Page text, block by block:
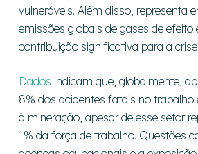
vulneráveis. Além disso, representa
emissões globais de gases de
contribuição significativa para a
Dados indicam que, globalmente,
8% dos acidentes fatais no trabalho
à mineração, apesar de esse setor
1% da força de trabalho. Questões